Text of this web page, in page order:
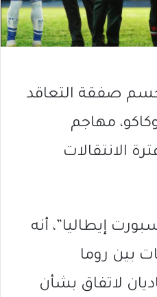
صفقة التعاقد
مهاجم
الانتقالات
إيطاليا”، أنه
بين روما
لاتفاق بشأن